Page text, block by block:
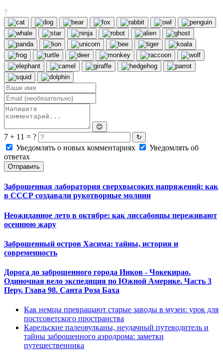
?
😊
7 + 11 = ? ↻
Уведомлять о новых комментариях
Уведомлять об
ответах
Отправить
Заброшенная лаборатория сверхвысоких напряжений: как
в СССР создавали рукотворные молнии
Неожиданное лето в октябре: как лиссабонцы переживают
осеннюю жару
Заброшенный остров Хасима: тайны, история и
современность
Дорога до заброшенного города Инков - Чокекирао.
Одиночная вело экспедиция по Южной Америке. Часть 3
Перу. Глава 98. Санта Роза Баха
Как немцы превращают старые заводы в музеи: урок для
постсоветского пространства
Карельские палеовулканы, неудачный путеводитель и
тайны заброшенного аэродрома: заметки
путешественника